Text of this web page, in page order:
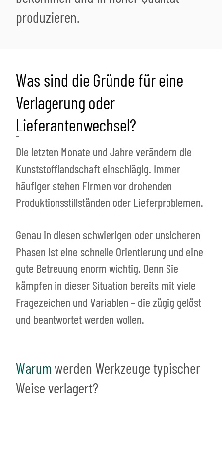
produzieren.
Was sind die Gründe für eine
Verlagerung oder
Lieferantenwechsel?
Die letzten Monate und Jahre verändern die
Kunststofflandschaft einschlägig. Immer
häufiger stehen Firmen vor drohenden
Produktionsstillständen oder Lieferproblemen.
Genau in diesen schwierigen oder unsicheren
Phasen ist eine schnelle Orientierung und eine
gute Betreuung enorm wichtig. Denn Sie
kämpfen in dieser Situation bereits mit viele
Fragezeichen und Variablen – die zügig gelöst
und beantwortet werden wollen.
Warumwerden Werkzeuge typischer
Weise verlagert?